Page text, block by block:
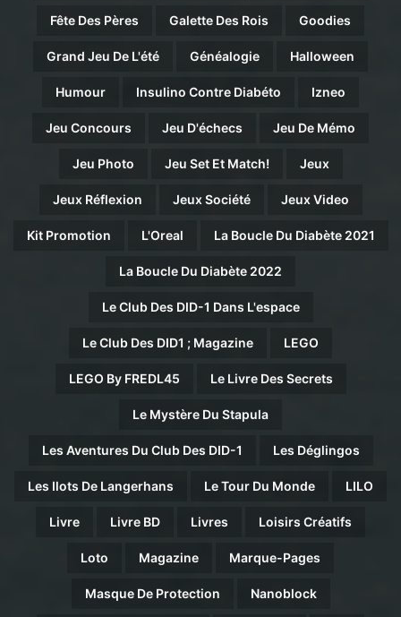
Fête Des Pères Galette Des Rois Goodies
Grand Jeu De L'été Généalogie Halloween
Humour Insulino Contre Diabéto Izneo
Jeu Concours Jeu D'échecs Jeu De Mémo
Jeu Photo Jeu Set Et Match! Jeux
Jeux Réflexion Jeux Société Jeux Video
Kit Promotion L'Oreal La Boucle Du Diabète 2021
La Boucle Du Diabète 2022
Le Club Des DID-1 Dans L'espace
Le Club Des DID1 ; Magazine LEGO
LEGO By FREDL45 Le Livre Des Secrets
Le Mystère Du Stapula
Les Aventures Du Club Des DID-1 Les Déglingos
Les Ilots De Langerhans Le Tour Du Monde LILO
Livre Livre BD Livres Loisirs Créatifs
Loto Magazine Marque-Pages
Masque De Protection Nanoblock